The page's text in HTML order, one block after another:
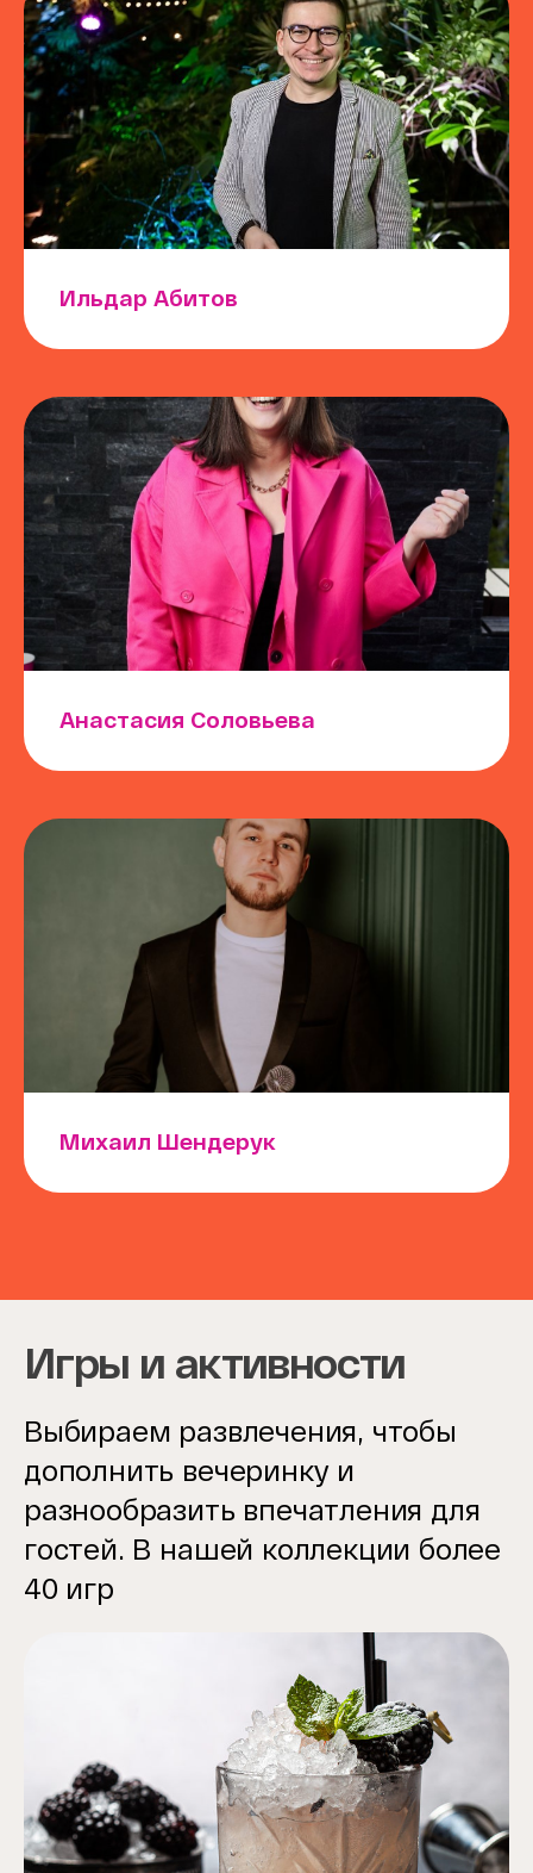
Ильдар Абитов
Анастасия Соловьева
Михаил Шендерук
Игры и активности
Выбираем развлечения, чтобы
дополнить вечеринку и
разнообразить впечатления для
гостей. В нашей коллекции более
40 игр